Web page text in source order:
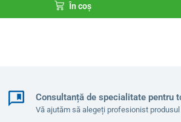
În coș
Consultanță de specialitate pentru
Vă ajutăm să alegeți profesionist